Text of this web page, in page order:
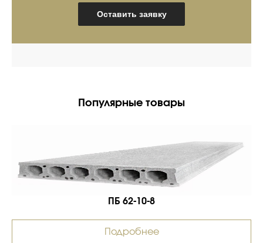
Оставить заявку
Популярные товары
ПБ 62-10-8
Подробнее